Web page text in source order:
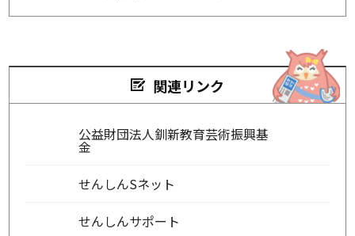
関連リンク
公益財団法人釧新教育芸術振興基
金
せんしんSネット
せんしんサポート